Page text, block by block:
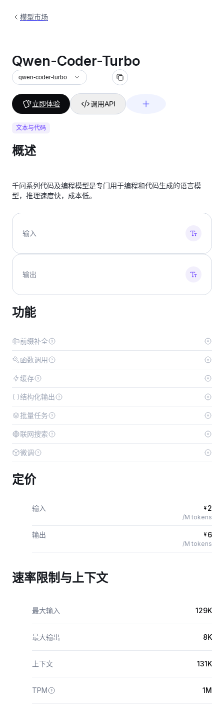
模型市场
Qwen-Coder-Turbo
qwen-coder-turbo
立即体验 调用API
文本与代码
概述
千问系列代码及编程模型是专门用于编程和代码生成的语言模
型，推理速度快，成本低。
输入
输出
功能
前缀补全
函数调用
缓存
结构化输出
批量任务
联网搜索
微调
定价
输入 ¥ 2
/M tokens
输出 ¥ 6
/M tokens
速率限制与上下文
最大输入 129K
最大输出 8K
上下文 131K
TPM 1M